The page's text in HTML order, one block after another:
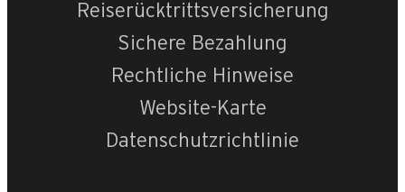
Reiserücktrittsversicherung
Sichere Bezahlung
Rechtliche Hinweise
Website-Karte
Datenschutzrichtlinie